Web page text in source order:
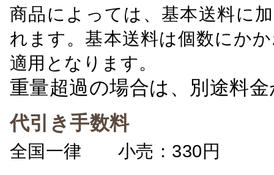
商品によっては、基本送料に
れます。基本送料は個数にか
適用となります。
重量超過の場合は、別途料
代引き手数料
全国一律 小売：330円 卸